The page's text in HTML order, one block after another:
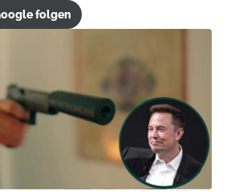
folgen